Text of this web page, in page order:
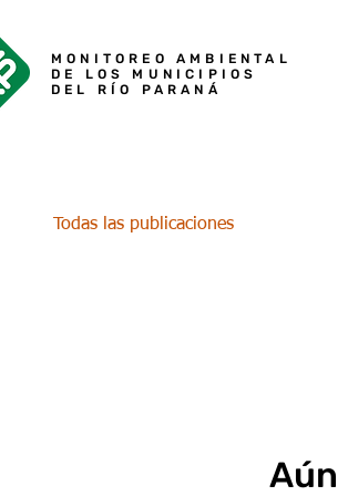
MONITOREO AMBIENTAL
DE LOS MUNICIPIOS
DEL RÍO PARANÁ
Todas las publicaciones
Aún